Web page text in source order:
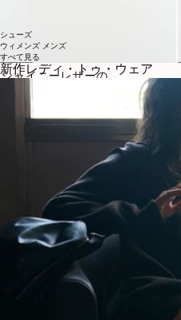
シューズ
ウィメンズ メンズ
すべて見る
新作レディ・トゥ・ウェア
シャイニーレザーの
通常価格
620€
2 カラー